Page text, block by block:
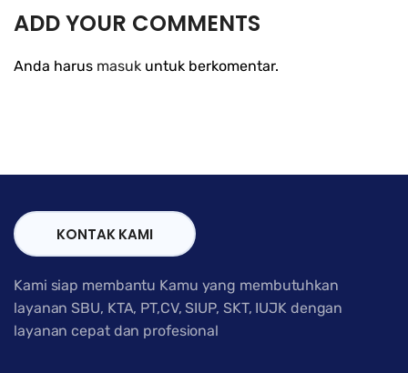
ADD YOUR COMMENTS
Anda harus masuk untuk berkomentar.
KONTAK KAMI
Kami siap membantu Kamu yang membutuhkan
layanan SBU, KTA, PT,CV, SIUP, SKT, IUJK dengan
layanan cepat dan profesional